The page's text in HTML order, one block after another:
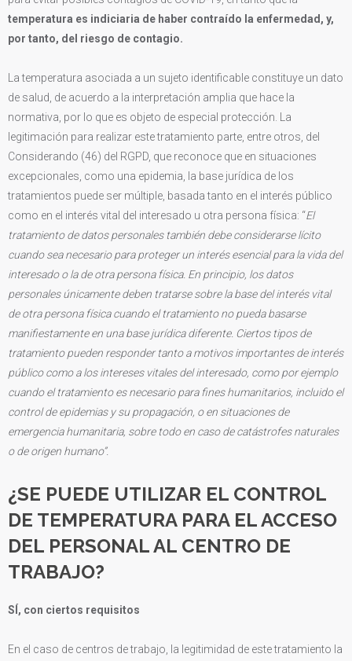
temperatura es indiciaria de haber contraído la enfermedad, y,
por tanto, del riesgo de contagio.
La temperatura asociada a un sujeto identificable constituye un dato
de salud, de acuerdo a la interpretación amplia que hace la
normativa, por lo que es objeto de especial protección. La
legitimación para realizar este tratamiento parte, entre otros, del
Considerando (46) del RGPD, que reconoce que en situaciones
excepcionales, como una epidemia, la base jurídica de los
tratamientos puede ser múltiple, basada tanto en el interés público
como en el interés vital del interesado u otra persona física: “El
tratamiento de datos personales también debe considerarse lícito
cuando sea necesario para proteger un interés esencial para la vida del
interesado o la de otra persona física. En principio, los datos
personales únicamente deben tratarse sobre la base del interés vital
de otra persona física cuando el tratamiento no pueda basarse
manifiestamente en una base jurídica diferente. Ciertos tipos de
tratamiento pueden responder tanto a motivos importantes de interés
público como a los intereses vitales del interesado, como por ejemplo
cuando el tratamiento es necesario para fines humanitarios, incluido el
control de epidemias y su propagación, o en situaciones de
emergencia humanitaria, sobre todo en caso de catástrofes naturales
o de origen humano”.
¿SE PUEDE UTILIZAR EL CONTROL
DE TEMPERATURA PARA EL ACCESO
DEL PERSONAL AL CENTRO DE
TRABAJO?
SÍ, con ciertos requisitos
En el caso de centros de trabajo, la legitimidad de este tratamiento la